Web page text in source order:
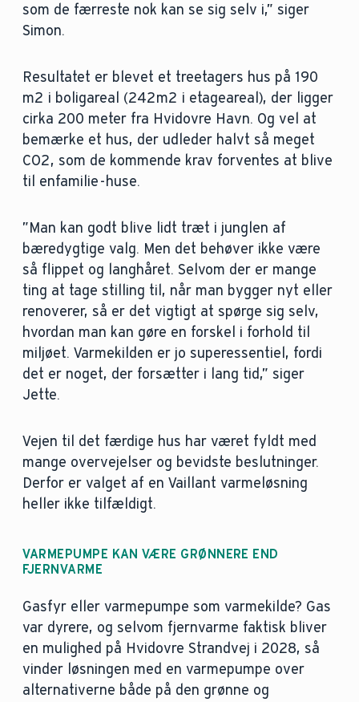
som de færreste nok kan se sig selv i,” siger
Simon.
Resultatet er blevet et treetagers hus på 190
m2 i boligareal (242m2 i etageareal), der ligger
cirka 200 meter fra Hvidovre Havn. Og vel at
bemærke et hus, der udleder halvt så meget
CO2, som de kommende krav forventes at blive
til enfamilie-huse.
”Man kan godt blive lidt træt i junglen af
bæredygtige valg. Men det behøver ikke være
så flippet og langhåret. Selvom der er mange
ting at tage stilling til, når man bygger nyt eller
renoverer, så er det vigtigt at spørge sig selv,
hvordan man kan gøre en forskel i forhold til
miljøet. Varmekilden er jo superessentiel, fordi
det er noget, der forsætter i lang tid,” siger
Jette.
Vejen til det færdige hus har været fyldt med
mange overvejelser og bevidste beslutninger.
Derfor er valget af en Vaillant varmeløsning
heller ikke tilfældigt.
VARMEPUMPE KAN VÆRE GRØNNERE END
FJERNVARME
Gasfyr eller varmepumpe som varmekilde? Gas
var dyrere, og selvom fjernvarme faktisk bliver
en mulighed på Hvidovre Strandvej i 2028, så
vinder løsningen med en varmepumpe over
alternativerne både på den grønne og